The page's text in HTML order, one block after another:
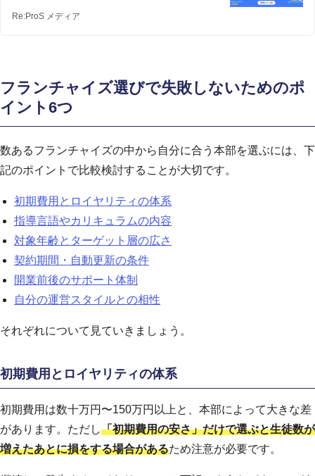
Re:ProS メディア
フランチャイズ選びで失敗しないためのポ
イント6つ
数あるフランチャイズの中から自分に合う本部を選ぶには、下
記のポイントで比較検討することが大切です。
初期費用とロイヤリティの体系
指導言語やカリキュラムの内容
対象年齢とターゲット層の広さ
契約期間・自動更新の条件
開業前後のサポート体制
自分の運営スタイルとの相性
それぞれについて見ていきましょう。
初期費用とロイヤリティの体系
初期費用は数十万円〜150万円以上と、本部によって大きな差
があります。ただし「初期費用の安さ」だけで選ぶと生徒数が
増えたあとに損をする場合があるため注意が必要です。